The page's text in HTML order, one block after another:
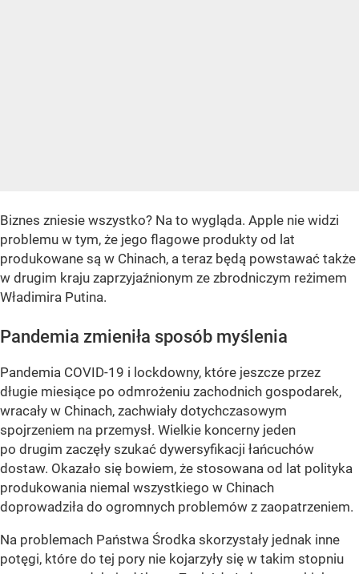
Biznes zniesie wszystko? Na to wygląda. Apple nie widzi
problemu w tym, że jego flagowe produkty od lat
produkowane są w Chinach, a teraz będą powstawać także
w drugim kraju zaprzyjaźnionym ze zbrodniczym reżimem
Władimira Putina.
Pandemia zmieniła sposób myślenia
Pandemia COVID-19 i lockdowny, które jeszcze przez
długie miesiące po odmrożeniu zachodnich gospodarek,
wracały w Chinach, zachwiały dotychczasowym
spojrzeniem na przemysł. Wielkie koncerny jeden
po drugim zaczęły szukać dywersyfikacji łańcuchów
dostaw. Okazało się bowiem, że stosowana od lat polityka
produkowania niemal wszystkiego w Chinach
doprowadziła do ogromnych problemów z zaopatrzeniem.
Na problemach Państwa Środka skorzystały jednak inne
potęgi, które do tej pory nie kojarzyły się w takim stopniu